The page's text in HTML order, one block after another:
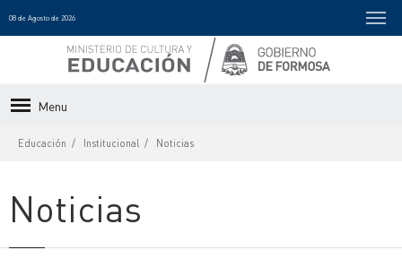
08 de Agosto de 2026
Menu
Educación Institucional Noticias
Noticias